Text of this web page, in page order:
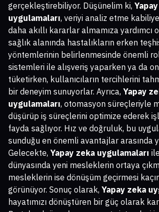
gerçekleştirebiliyor. Düşünelim ki,
uygulamaları, veriyi analiz etme
daha akıllı kararlar almamıza yardımcı
sağlık alanında hastalıkların erken
yöntemlerinin belirlenmesinde önemli
sistemleri ile alışveriş yaparken ya da
tüketirken, kullanıcıların tercihlerini
bir deneyim sunuyorlar. Ayrıca, Yapay
uygulamaları, otomasyon süreçleriyle
düşürüp iş süreçlerini optimize ederek
fayda sağlıyor. Hız ve doğruluk, bu
sunduğu en önemli avantajlar arasında
Gelecekte, Yapay zeka uygulamaları
dünyasında yeni mesleklerin ortaya
mesleklerin ise dönüşüm geçirmesi
görünüyor. Sonuç olarak, Yapay zeka
hayatımızı dönüştüren bir güç olarak